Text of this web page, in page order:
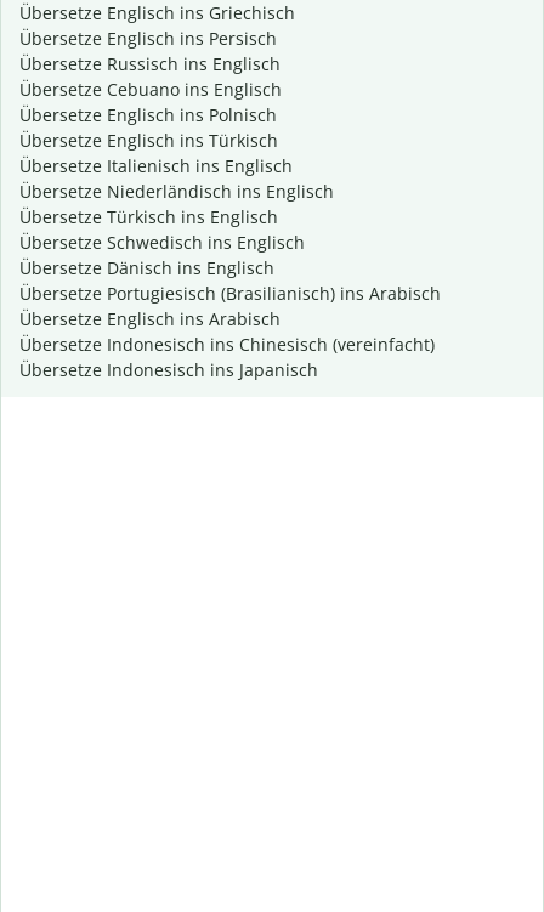
Übersetze Englisch ins Griechisch
Übersetze Englisch ins Persisch
Übersetze Russisch ins Englisch
Übersetze Cebuano ins Englisch
Übersetze Englisch ins Polnisch
Übersetze Englisch ins Türkisch
Übersetze Italienisch ins Englisch
Übersetze Niederländisch ins Englisch
Übersetze Türkisch ins Englisch
Übersetze Schwedisch ins Englisch
Übersetze Dänisch ins Englisch
Übersetze Portugiesisch (Brasilianisch) ins Arabisch
Übersetze Englisch ins Arabisch
Übersetze Indonesisch ins Chinesisch (vereinfacht)
Übersetze Indonesisch ins Japanisch